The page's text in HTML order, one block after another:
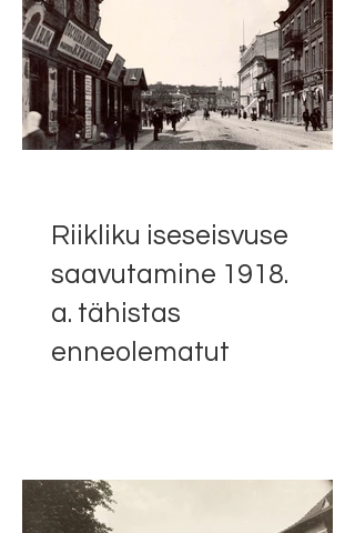
Riikliku iseseisvuse
saavutamine 1918.
a. tähistas
enneolematut
toimisid juba